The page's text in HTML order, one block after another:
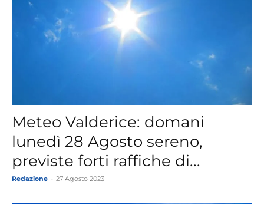
Meteo Valderice: domani
lunedì 28 Agosto sereno,
previste forti raffiche di...
Redazione 27 Agosto 2023